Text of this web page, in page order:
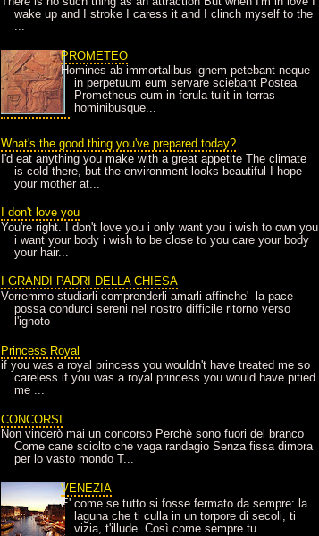
wake up and I stroke I caress it and I clinch myself to the
...
PROMETEO
Homines ab immortalibus ignem petebant neque
in perpetuum eum servare sciebant Postea
Prometheus eum in ferula tulit in terras
hominibusque...
What's the good thing you've prepared today?
I'd eat anything you make with a great appetite The climate
is cold there, but the environment looks beautiful I hope
your mother at...
I don't love you
You're right. I don't love you i only want you i wish to own you
i want your body i wish to be close to you care your body
your hair...
I GRANDI PADRI DELLA CHIESA
Vorremmo studiarli comprenderli amarli affinche' la pace
possa condurci sereni nel nostro difficile ritorno verso
l'ignoto
Princess Royal
if you was a royal princess you wouldn't have treated me so
careless if you was a royal princess you would have pitied
me ...
CONCORSI
Non vincerò mai un concorso Perchè sono fuori del branco
Come cane sciolto che vaga randagio Senza fissa dimora
per lo vasto mondo T...
VENEZIA
E' come se tutto si fosse fermato da sempre: la
laguna che ti culla in un torpore di secoli, ti
vizia, t'illude. Così come sempre tu...